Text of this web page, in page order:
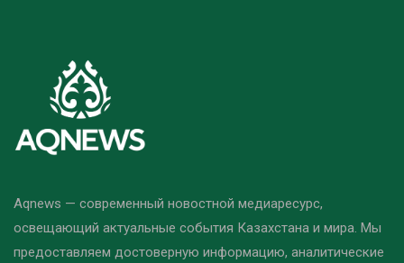
Aqnews — современный новостной медиаресурс,
освещающий актуальные события Казахстана и мира. Мы
предоставляем достоверную информацию, аналитические